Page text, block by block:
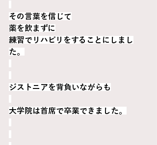
その言葉を信じて
薬を飲まずに
練習でリハビリをすることにしまし
た。
ジストニアを背負いながらも
大学院は首席で卒業できました。